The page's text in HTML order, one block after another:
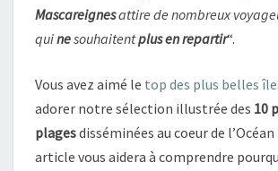
Mascareignesattire de nombreux
quinesouhaitentplus en repartir“.
Vous avez aimé le top des plus belles
adorer notre sélection illustrée des 10
plagesdisséminées au coeur de
article vous aidera à comprendre